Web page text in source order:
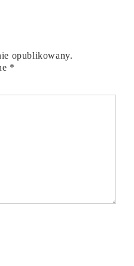
opublikowany.
*